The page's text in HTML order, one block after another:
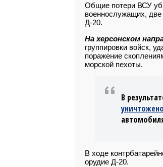
Общие потери ВСУ
военнослужащих,
Д-20.
На херсонском
группировки войск,
поражение
морской пехоты.
В
В ходе
орудие Д-20.